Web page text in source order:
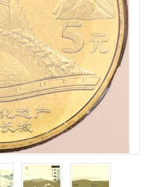
(с 1999 года)
СССР и России
(Unusual)